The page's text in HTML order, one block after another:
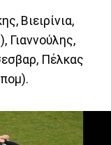
Βιειρίνια,
Γιαννούλης,
Πέλκας